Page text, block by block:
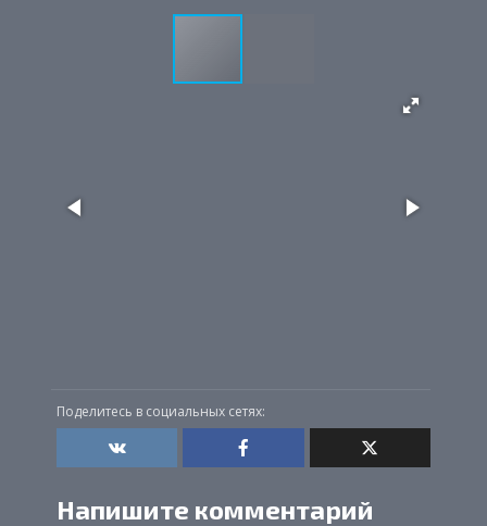
Поделитесь в социальных сетях:
Напишите комментарий